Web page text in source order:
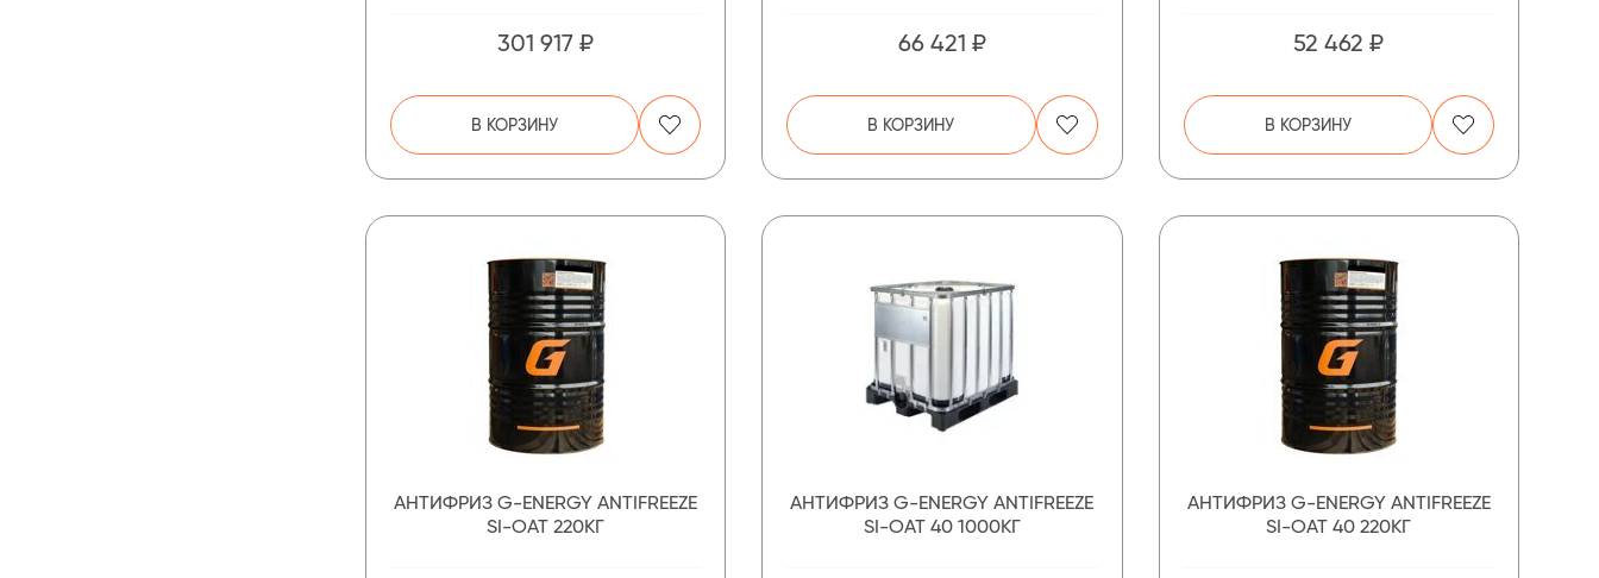
301 917 ₽
В КОРЗИНУ
66 421 ₽
В КОРЗИНУ
52 462 ₽
В КОРЗИНУ
АНТИФРИЗ G-ENERGY ANTIFREEZE
SI-OAT 220КГ
АНТИФРИЗ G-ENERGY ANTIFREEZE
SI-OAT 40 1000КГ
АНТИФРИЗ G-ENERGY ANTIFREEZE
SI-OAT 40 220КГ